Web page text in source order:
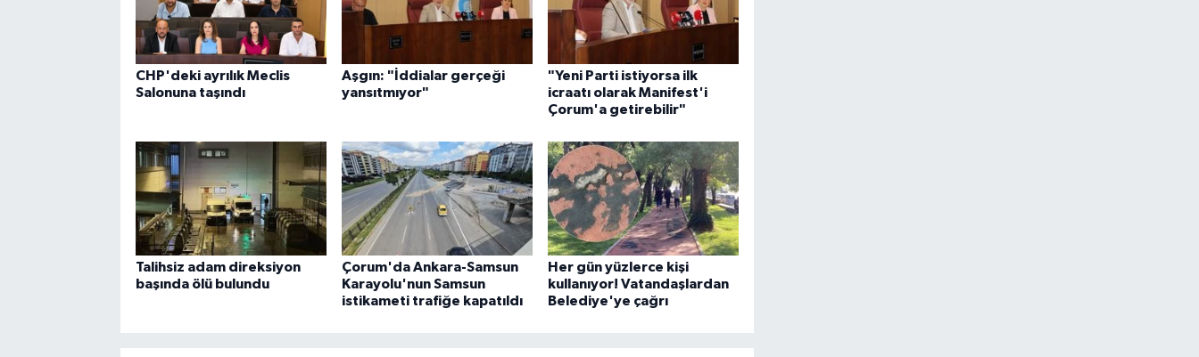
CHP'deki ayrılık Meclis
Salonuna taşındı
Aşgın: "İddialar gerçeği
yansıtmıyor"
"Yeni Parti istiyorsa ilk
icraatı olarak Manifest'i
Çorum'a getirebilir"
Talihsiz adam direksiyon
başında ölü bulundu
Çorum'da Ankara-Samsun
Karayolu'nun Samsun
istikameti trafiğe kapatıldı
Her gün yüzlerce kişi
kullanıyor! Vatandaşlardan
Belediye'ye çağrı